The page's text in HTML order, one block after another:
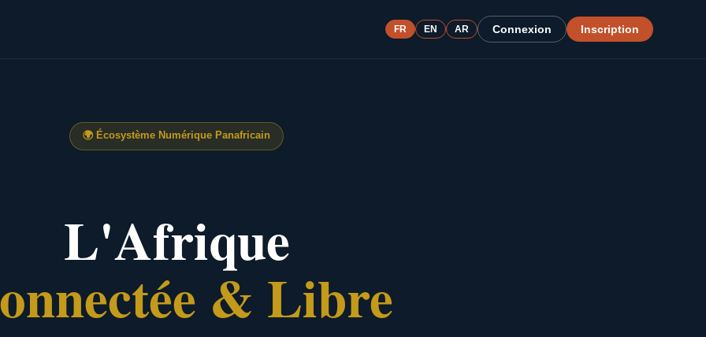
FR EN AR Connexion Inscription
🌍 Écosystème Numérique Panafricain
L'Afrique
& Libre